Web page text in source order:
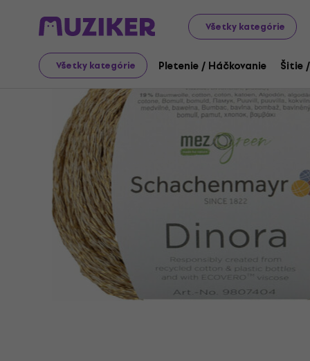
Všetky kategórie
Všetky kategórie Pletenie / Háčkovanie Šitie
Art Pletenie / Háčkovanie
Pletacia priadza